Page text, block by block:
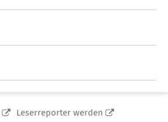
Leserreporter werden